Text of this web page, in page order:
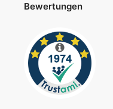
Bewertungen